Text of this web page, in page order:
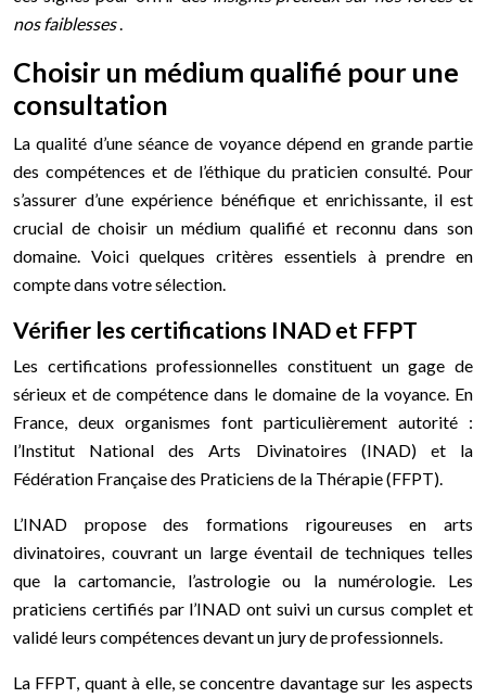
nos faiblesses.
Choisir un médium qualifié pour une
consultation
La qualité d’une séance de voyance dépend en grande partie
des compétences et de l’éthique du praticien consulté. Pour
s’assurer d’une expérience bénéfique et enrichissante, il est
crucial de choisir un médium qualifié et reconnu dans son
domaine. Voici quelques critères essentiels à prendre en
compte dans votre sélection.
Vérifier les certifications INAD et FFPT
Les certifications professionnelles constituent un gage de
sérieux et de compétence dans le domaine de la voyance. En
France, deux organismes font particulièrement autorité :
l’Institut National des Arts Divinatoires (INAD) et la
Fédération Française des Praticiens de la Thérapie (FFPT).
L’INAD propose des formations rigoureuses en arts
divinatoires, couvrant un large éventail de techniques telles
que la cartomancie, l’astrologie ou la numérologie. Les
praticiens certifiés par l’INAD ont suivi un cursus complet et
validé leurs compétences devant un jury de professionnels.
La FFPT, quant à elle, se concentre davantage sur les aspects